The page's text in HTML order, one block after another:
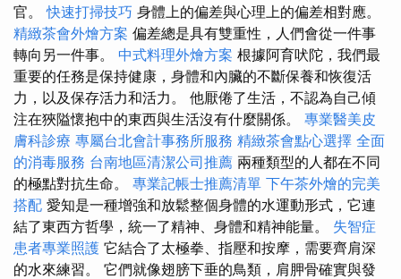
官。快速打掃技巧 身體上的偏差與心理上的偏差相對應。
精緻茶會外燴方案 偏差總是具有雙重性，人們會從一件事
轉向另一件事。 中式料理外燴方案 根據阿育吠陀，我們最
重要的任務是保持健康，身體和內臟的不斷保養和恢復活
力，以及保存活力和活力。 他厭倦了生活，不認為自己傾
注在狹隘懷抱中的東西與生活沒有什麼關係。 專業醫美皮
膚科診療 專屬台北會計事務所服務 精緻茶會點心選擇 全面
的消毒服務 台南地區清潔公司推薦 兩種類型的人都在不同
的極點對抗生命。 專業記帳士推薦清單 下午茶外燴的完美
搭配 愛知是一種增強和放鬆整個身體的水運動形式，它連
結了東西方哲學，統一了精神、身體和精神能量。 失智症
患者專業照護 它結合了太極拳、指壓和按摩，需要齊肩深
的水來練習。 它們就像翅膀下垂的鳥類，肩胛骨確實與發